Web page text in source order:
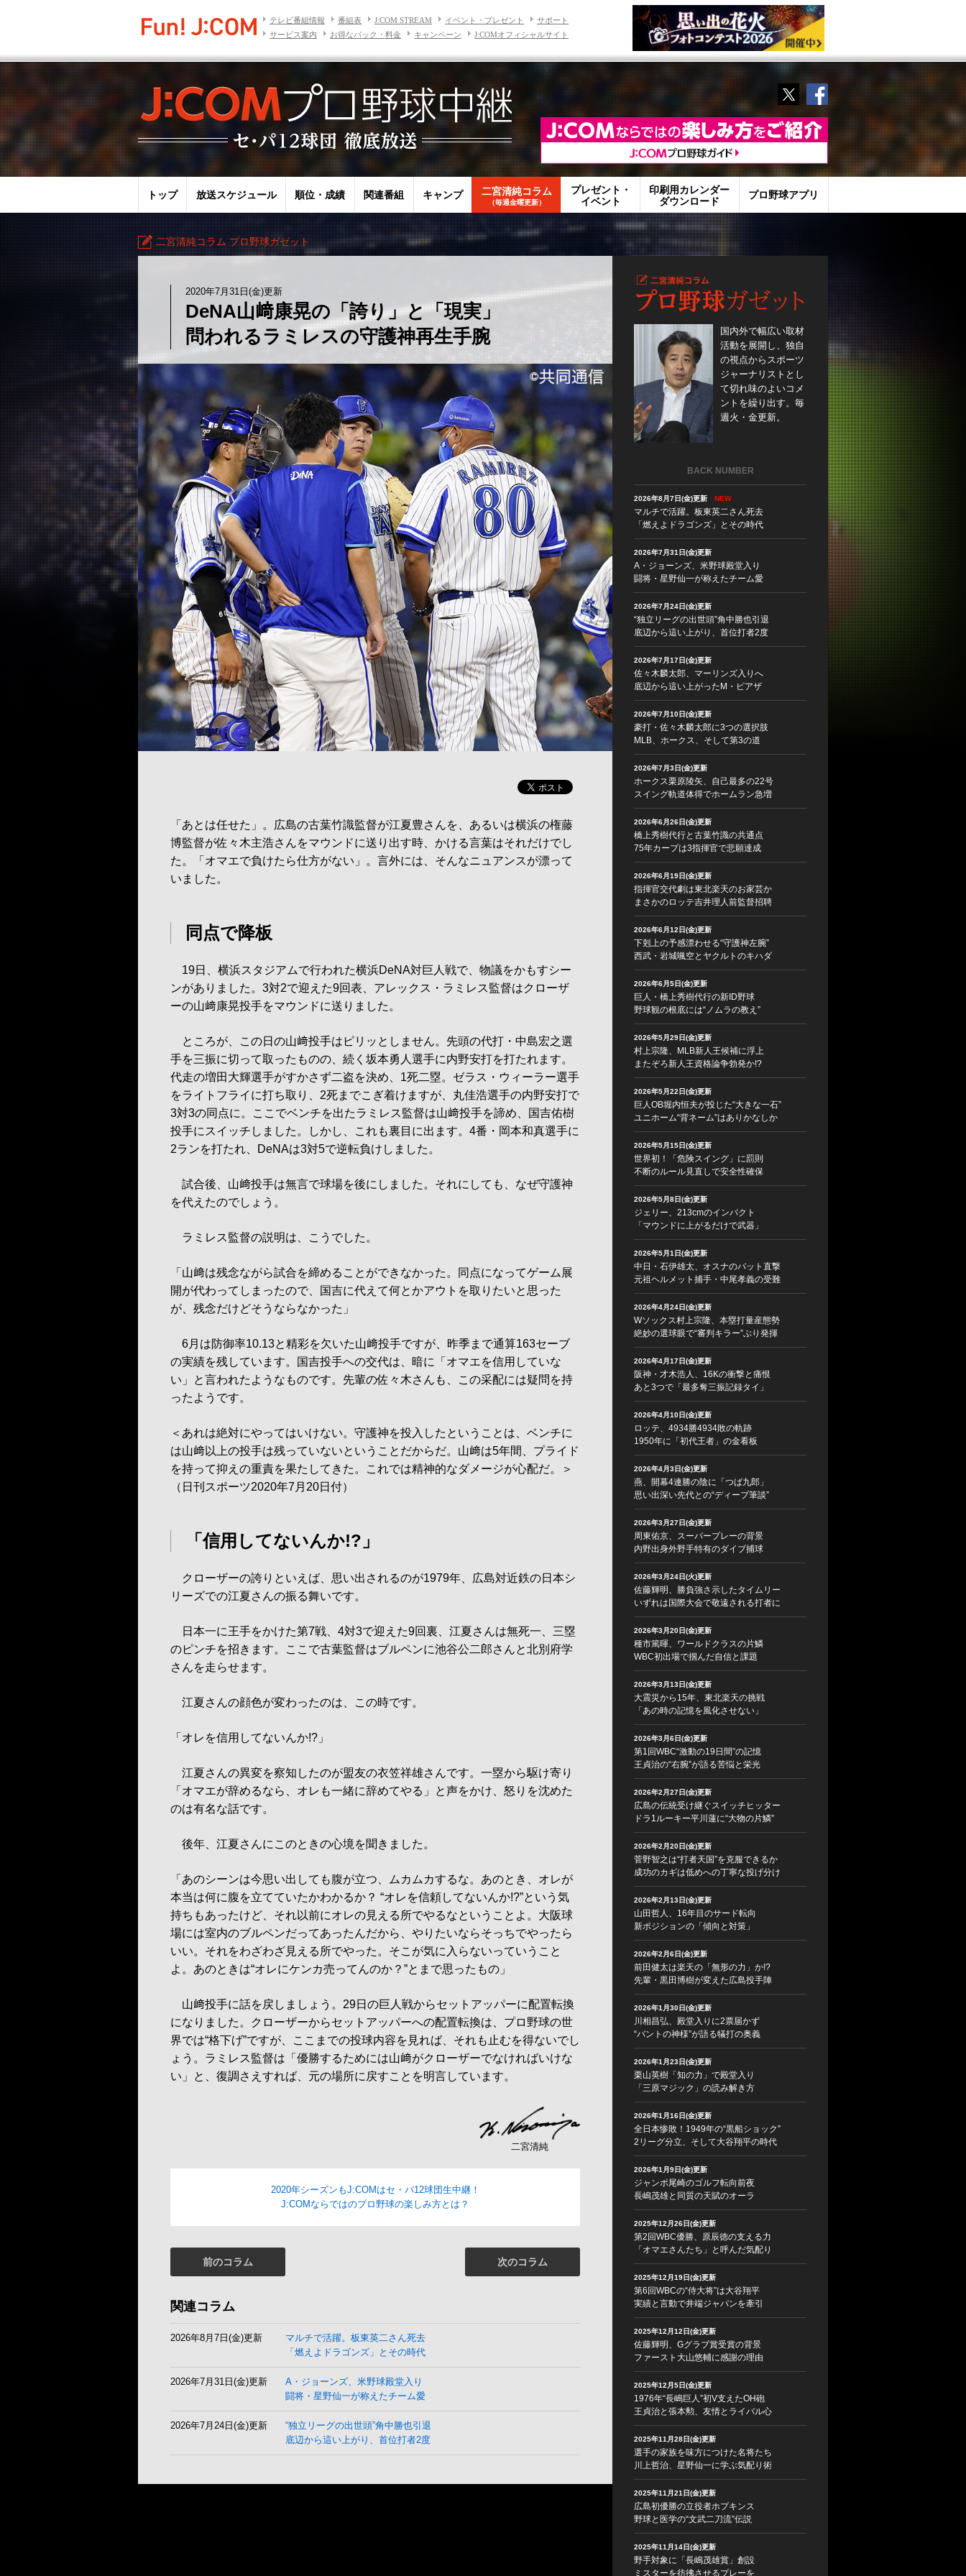
テレビ番組情報 番組表 J:COM STREAM イベント・プレゼント
サポート
サービス案内
お得なパック・料金 キャンペーン J:COMオフィシャルサイト
TwitterFacebook
トップ 放送スケジュール 順位・成績 関連番組 キャンプ 二宮清純コラム
（毎週金曜更新）
プレゼント・
イベント
印刷用カレンダー
ダウンロード
プロ野球アプリ
二宮清純コラム プロ野球ガゼット
2020年7月31日(金)更新
DeNA山﨑康晃の「誇り」と「現実」
問われるラミレスの守護神再生手腕
「あとは任せた」。広島の古葉竹識監督が江夏豊さんを、あるいは横浜の権藤
博監督が佐々木主浩さんをマウンドに送り出す時、かける言葉はそれだけでし
た。「オマエで負けたら仕方がない」。言外には、そんなニュアンスが漂って
いました。
同点で降板
19日、横浜スタジアムで行われた横浜DeNA対巨人戦で、物議をかもすシー
ンがありました。3対2で迎えた9回表、アレックス・ラミレス監督はクローザ
ーの山﨑康晃投手をマウンドに送りました。
ところが、この日の山﨑投手はピリッとしません。先頭の代打・中島宏之選
手を三振に切って取ったものの、続く坂本勇人選手に内野安打を打たれます。
代走の増田大輝選手がすかさず二盗を決め、1死二塁。ゼラス・ウィーラー選手
をライトフライに打ち取り、2死までこぎ着けますが、丸佳浩選手の内野安打で
3対3の同点に。ここでベンチを出たラミレス監督は山﨑投手を諦め、国吉佑樹
投手にスイッチしました。しかし、これも裏目に出ます。4番・岡本和真選手に
2ランを打たれ、DeNAは3対5で逆転負けしました。
試合後、山﨑投手は無言で球場を後にしました。それにしても、なぜ守護神
を代えたのでしょう。
ラミレス監督の説明は、こうでした。
「山﨑は残念ながら試合を締めることができなかった。同点になってゲーム展
開が代わってしまったので、国吉に代えて何とかアウトを取りたいと思った
が、残念だけどそうならなかった」
6月は防御率10.13と精彩を欠いた山﨑投手ですが、昨季まで通算163セーブ
の実績を残しています。国吉投手への交代は、暗に「オマエを信用していな
い」と言われたようなものです。先輩の佐々木さんも、この采配には疑問を持
ったようです。
＜あれは絶対にやってはいけない。守護神を投入したということは、ベンチに
は山﨑以上の投手は残っていないということだからだ。山﨑は5年間、プライド
を持って抑えの重責を果たしてきた。これでは精神的なダメージが心配だ。＞
（日刊スポーツ2020年7月20日付）
「信用してないんか!?」
クローザーの誇りといえば、思い出されるのが1979年、広島対近鉄の日本シ
リーズでの江夏さんの振る舞いです。
日本一に王手をかけた第7戦、4対3で迎えた9回裏、江夏さんは無死一、三塁
のピンチを招きます。ここで古葉監督はブルペンに池谷公二郎さんと北別府学
さんを走らせます。
江夏さんの顔色が変わったのは、この時です。
「オレを信用してないんか!?」
江夏さんの異変を察知したのが盟友の衣笠祥雄さんです。一塁から駆け寄り
「オマエが辞めるなら、オレも一緒に辞めてやる」と声をかけ、怒りを沈めた
のは有名な話です。
後年、江夏さんにこのときの心境を聞きました。
「あのシーンは今思い出しても腹が立つ、ムカムカするな。あのとき、オレが
本当は何に腹を立てていたかわかるか？ “オレを信頼してないんか!?”という気
持ちもあったけど、それ以前にオレの見える所でやるなということよ。大阪球
場には室内のブルペンだってあったんだから、やりたいならそっちでやったら
いい。それをわざわざ見える所でやった。そこが気に入らないっていうこと
よ。あのときは“オレにケンカ売ってんのか？”とまで思ったもの」
山﨑投手に話を戻しましょう。29日の巨人戦からセットアッパーに配置転換
になりました。クローザーからセットアッパーへの配置転換は、プロ野球の世
界では“格下げ”ですが、ここまでの投球内容を見れば、それも止むを得ないでし
ょう。ラミレス監督は「優勝するためには山﨑がクローザーでなければいけな
い」と、復調さえすれば、元の場所に戻すことを明言しています。
二宮清純
2020年シーズンもJ:COMはセ・パ12球団生中継！
J:COMならではのプロ野球の楽しみ方とは？
前のコラム 次のコラム
関連コラム
2026年8月7日(金)更新
マルチで活躍。板東英二さん死去
「燃えよドラゴンズ」とその時代
2026年7月31日(金)更新
A・ジョーンズ、米野球殿堂入り
闘将・星野仙一が称えたチーム愛
2026年7月24日(金)更新
“独立リーグの出世頭”角中勝也引退
底辺から這い上がり、首位打者2度
国内外で幅広い取材
活動を展開し、独自
の視点からスポーツ
ジャーナリストとし
て切れ味のよいコメ
ントを繰り出す。毎
週火・金更新。
BACK NUMBER
2026年8月7日(金)更新 NEW
マルチで活躍。板東英二さん死去
「燃えよドラゴンズ」とその時代
2026年7月31日(金)更新
A・ジョーンズ、米野球殿堂入り
闘将・星野仙一が称えたチーム愛
2026年7月24日(金)更新
“独立リーグの出世頭”角中勝也引退
底辺から這い上がり、首位打者2度
2026年7月17日(金)更新
佐々木麟太郎、マーリンズ入りへ
底辺から這い上がったM・ピアザ
2026年7月10日(金)更新
豪打・佐々木麟太郎に3つの選択肢
MLB、ホークス、そして第3の道
2026年7月3日(金)更新
ホークス栗原陵矢、自己最多の22号
スイング軌道体得でホームラン急増
2026年6月26日(金)更新
橋上秀樹代行と古葉竹識の共通点
75年カープは3指揮官で悲願達成
2026年6月19日(金)更新
指揮官交代劇は東北楽天のお家芸か
まさかのロッテ吉井理人前監督招聘
2026年6月12日(金)更新
下剋上の予感漂わせる“守護神左腕”
西武・岩城颯空とヤクルトのキハダ
2026年6月5日(金)更新
巨人・橋上秀樹代行の新ID野球
野球観の根底には“ノムラの教え”
2026年5月29日(金)更新
村上宗隆、MLB新人王候補に浮上
またぞろ新人王資格論争勃発か!?
2026年5月22日(金)更新
巨人OB堀内恒夫が投じた“大きな一石”
ユニホーム“背ネーム”はありかなしか
2026年5月15日(金)更新
世界初！「危険スイング」に罰則
不断のルール見直しで安全性確保
2026年5月8日(金)更新
ジェリー、213cmのインパクト
「マウンドに上がるだけで武器」
2026年5月1日(金)更新
中日・石伊雄太、オスナのバット直撃
元祖ヘルメット捕手・中尾孝義の受難
2026年4月24日(金)更新
Wソックス村上宗隆、本塁打量産態勢
絶妙の選球眼で“審判キラー”ぶり発揮
2026年4月17日(金)更新
阪神・才木浩人、16Kの衝撃と痛恨
あと3つで「最多奪三振記録タイ」
2026年4月10日(金)更新
ロッテ、4934勝4934敗の軌跡
1950年に「初代王者」の金看板
2026年4月3日(金)更新
燕、開幕4連勝の陰に「つば九郎」
思い出深い先代との“ディープ筆談”
2026年3月27日(金)更新
周東佑京、スーパープレーの背景
内野出身外野手特有のダイブ捕球
2026年3月24日(火)更新
佐藤輝明、勝負強さ示したタイムリー
いずれは国際大会で敬遠される打者に
2026年3月20日(金)更新
種市篤暉、ワールドクラスの片鱗
WBC初出場で掴んだ自信と課題
2026年3月13日(金)更新
大震災から15年、東北楽天の挑戦
「あの時の記憶を風化させない」
2026年3月6日(金)更新
第1回WBC“激動の19日間”の記憶
王貞治の“右腕”が語る苦悩と栄光
2026年2月27日(金)更新
広島の伝統受け継ぐスイッチヒッター
ドラ1ルーキー平川蓮に“大物の片鱗”
2026年2月20日(金)更新
菅野智之は“打者天国”を克服できるか
成功のカギは低めへの丁寧な投げ分け
2026年2月13日(金)更新
山田哲人、16年目のサード転向
新ポジションの「傾向と対策」
2026年2月6日(金)更新
前田健太は楽天の「無形の力」か!?
先輩・黒田博樹が変えた広島投手陣
2026年1月30日(金)更新
川相昌弘、殿堂入りに2票届かず
“バントの神様”が語る犠打の奥義
2026年1月23日(金)更新
栗山英樹「知の力」で殿堂入り
「三原マジック」の読み解き方
2026年1月16日(金)更新
全日本惨敗！1949年の“黒船ショック”
2リーグ分立、そして大谷翔平の時代
2026年1月9日(金)更新
ジャンボ尾崎のゴルフ転向前夜
長嶋茂雄と同質の天賦のオーラ
2025年12月26日(金)更新
第2回WBC優勝、原辰徳の支える力
「オマエさんたち」と呼んだ気配り
2025年12月19日(金)更新
第6回WBCの“侍大将”は大谷翔平
実績と言動で井端ジャパンを牽引
2025年12月12日(金)更新
佐藤輝明、Gグラブ賞受賞の背景
ファースト大山悠輔に感謝の理由
2025年12月5日(金)更新
1976年“長嶋巨人”初V支えたOH砲
王貞治と張本勲、友情とライバル心
2025年11月28日(金)更新
選手の家族を味方につけた名将たち
川上哲治、星野仙一に学ぶ気配り術
2025年11月21日(金)更新
広島初優勝の立役者ホプキンス
野球と医学の“文武二刀流”伝説
2025年11月14日(金)更新
野手対象に「長嶋茂雄賞」創設
ミスターを彷彿させるプレーを